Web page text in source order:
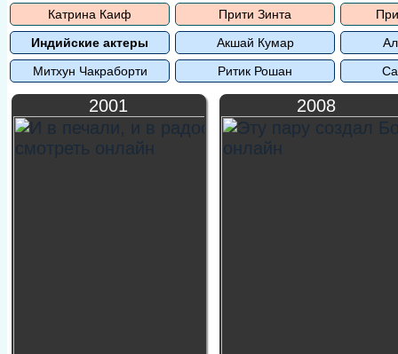
Катрина Каиф
Прити Зинта
Индийские актеры
Акшай Кумар
Митхун Чакраборти
Ритик Рошан
2001 2008